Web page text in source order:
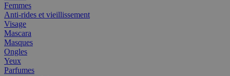
Femmes
Anti-rides et vieillissement
Visage
Mascara
Masques
Ongles
Yeux
Parfumes